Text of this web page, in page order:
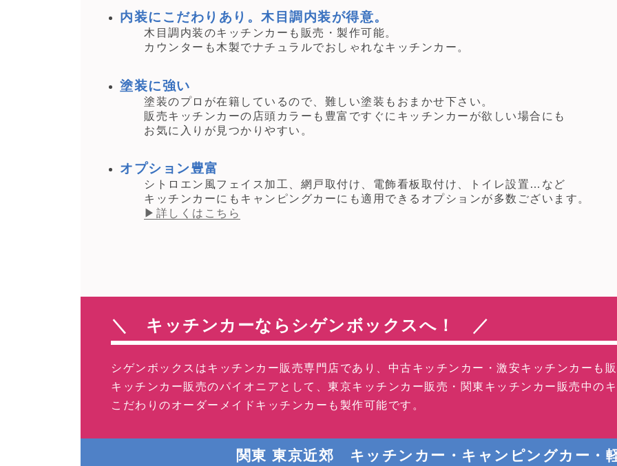
内装にこだわりあり。木目調内装が得意。
木目調内装のキッチンカーも販売・製作可能。
カウンターも木製でナチュラルでおしゃれなキッチンカー。
塗装に強い
塗装のプロが在籍しているので、難しい塗装もおまかせ下さい。
販売キッチンカーの店頭カラーも豊富ですぐにキッチンカーが欲しい場合にも
お気に入りが見つかりやすい。
オプション豊富
シトロエン風フェイス加工、網戸取付け、電飾看板取付け、トイレ設置…など
キッチンカーにもキャンピングカーにも適用できるオプションが多数ございます。
▶詳しくはこちら
＼ キッチンカーならシゲンボックスへ！ ／
シゲンボックスはキッチンカー販売専門店であり、中古キッチンカー・激安キッチンカーも販
キッチンカー販売のパイオニアとして、東京キッチンカー販売・関東キッチンカー販売中の
こだわりのオーダーメイドキッチンカーも製作可能です。
関東 東京近郊 キッチンカー・キャンピングカー・